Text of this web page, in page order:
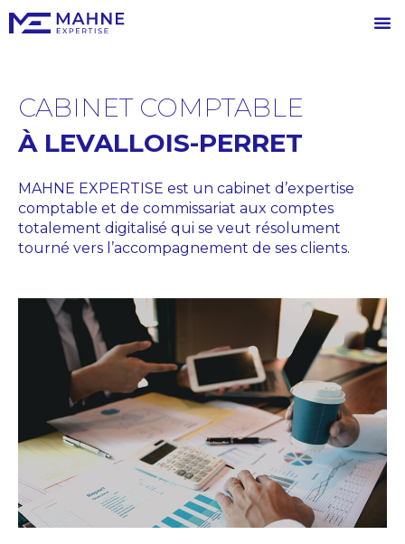
CABINET COMPTABLE
À LEVALLOIS-PERRET
MAHNE EXPERTISE est un cabinet d’expertise
comptable et de commissariat aux comptes
totalement digitalisé qui se veut résolument
tourné vers l’accompagnement de ses clients.